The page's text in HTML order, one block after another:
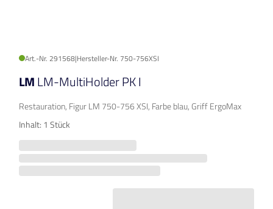
Art.-Nr. 291568|Hersteller-Nr. 750-756XSI
LMLM-MultiHolder PK I
Restauration, Figur LM 750-756 XSI, Farbe blau, Griff ErgoMax
Inhalt: 1 Stück